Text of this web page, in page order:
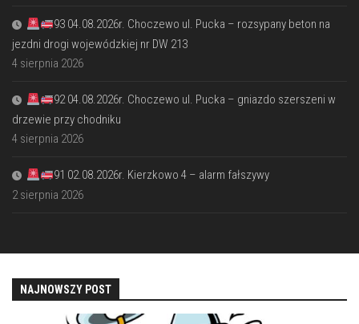
93 04.08.2026r. Choczewo ul. Pucka – rozsypany beton na
jezdni drogi wojewódzkiej nr DW 213
4 sierpnia 2026
92 04.08.2026r. Choczewo ul. Pucka – gniazdo szerszeni w
drzewie przy chodniku
4 sierpnia 2026
91 02.08.2026r. Kierzkowo 4 – alarm fałszywy
2 sierpnia 2026
NAJNOWSZY POST